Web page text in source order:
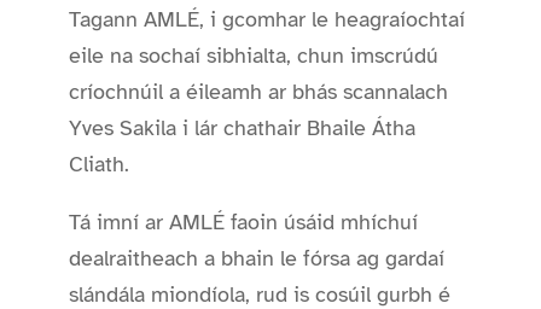
Tagann AMLÉ, i gcomhar le heagraíochtaí
eile na sochaí sibhialta, chun imscrúdú
críochnúil a éileamh ar bhás scannalach
Yves Sakila i lár chathair Bhaile Átha
Cliath.
Tá imní ar AMLÉ faoin úsáid mhíchuí
dealraitheach a bhain le fórsa ag gardaí
slándála miondíola, rud is cosúil gurbh é